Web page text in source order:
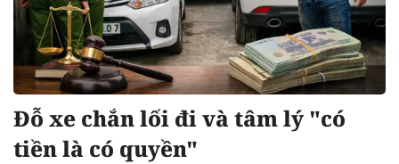
Đỗ xe chắn lối đi và tâm lý "có
tiền là có quyền"